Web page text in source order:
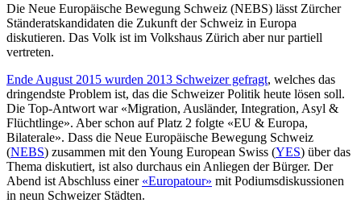
Die Neue Europäische Bewegung Schweiz (NEBS) lässt Zürcher
Ständeratskandidaten die Zukunft der Schweiz in Europa
diskutieren. Das Volk ist im Volkshaus Zürich aber nur partiell
vertreten.
Ende August 2015 wurden 2013 Schweizer gefragt, welches das
dringendste Problem ist, das die Schweizer Politik heute lösen soll.
Die Top-Antwort war «Migration, Ausländer, Integration, Asyl &
Flüchtlinge». Aber schon auf Platz 2 folgte «EU & Europa,
Bilaterale». Dass die Neue Europäische Bewegung Schweiz
(NEBS) zusammen mit den Young European Swiss (YES) über das
Thema diskutiert, ist also durchaus ein Anliegen der Bürger. Der
Abend ist Abschluss einer «Europatour» mit Podiumsdiskussionen
in neun Schweizer Städten.